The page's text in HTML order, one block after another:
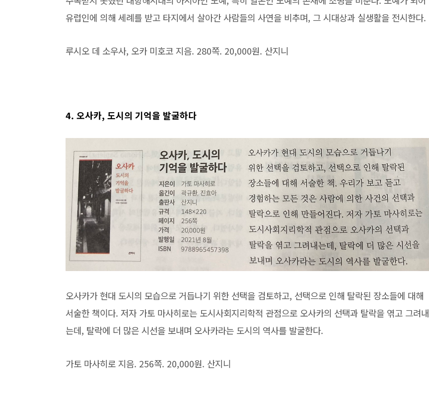
유럽인에 의해 세례를 받고 타지에서 살아간 사람들의 사연을 비추며, 그 시대상과 실생활을 전시한다.
루시오 데 소우사, 오카 미호코 지음. 280쪽. 20,000원. 산지니
4. 오사카, 도시의 기억을 발굴하다
오사카가 현대 도시의 모습으로 거듭나기 위한 선택을 검토하고, 선택으로 인해 탈락된 장소들에 대해
서술한 책이다. 저자 가토 마사히로는 도시사회지리학적 관점으로 오사카의 선택과 탈락을 엮고 그려내
는데, 탈락에 더 많은 시선을 보내며 오사카라는 도시의 역사를 발굴한다.
가토 마사히로 지음. 256쪽. 20,000원. 산지니